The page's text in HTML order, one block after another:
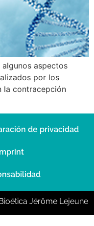
aspectos
por los
la contracepción
de privacidad
Jérôme Lejeune